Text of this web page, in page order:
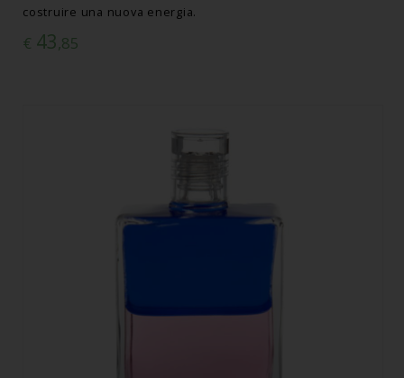
costruire una nuova energia.
€ 43,85